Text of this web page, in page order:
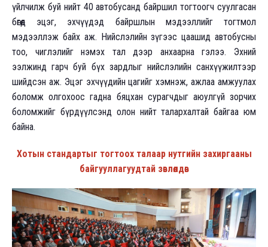
үйлчилж буй нийт 40 автобусанд байршил тогтоогч суулгасан
бөгөөд эцэг, эхчүүдэд байршлын мэдээллийг тогтмол
мэдээллэж байх аж. Нийслэлийн зүгээс цаашид автобусны
тоо, чиглэлийг нэмэх тал дээр анхаарна гэлээ. Эхний
ээлжинд гарч буй бүх зардлыг нийслэлийн санхүүжилтээр
шийдсэн аж. Эцэг эхчүүдийн цагийг хэмнэж, ажлаа амжуулах
боломж олгохоос гадна бяцхан сурагчдыг аюулгүй зорчих
боломжийг бүрдүүлсэнд олон нийт талархалтай байгаа юм
байна.
Хотын стандартыг тогтоох талаар нутгийн захиргааны
байгууллагуудтай зөвлөлдөв